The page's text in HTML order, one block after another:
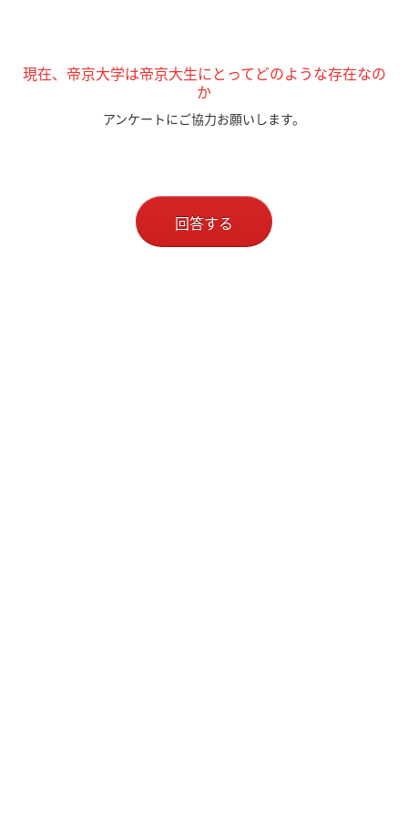
現在、帝京大学は帝京大生にとってどのような存在なの
か
アンケートにご協力お願いします。
回答する